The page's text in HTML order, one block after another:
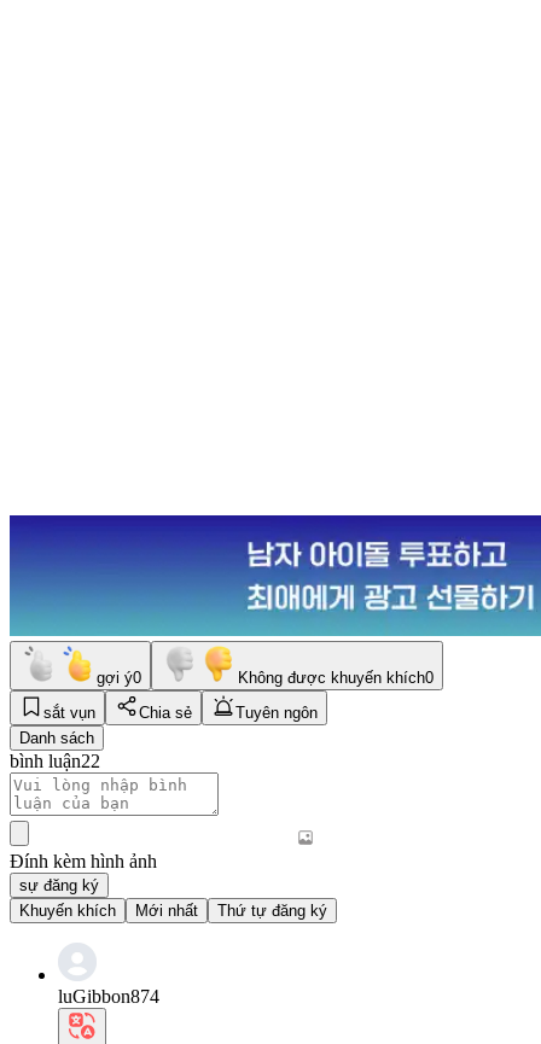
gợi ý0 Không được khuyến khích0
sắt vụn
Chia sẻ
Tuyên ngôn
Danh sách
bình luận22
Đính kèm hình ảnh
sự đăng ký
Khuyến khích
Mới nhất Thứ tự đăng ký
luGibbon874